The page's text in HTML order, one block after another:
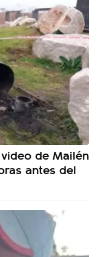
de Mailén
antes del